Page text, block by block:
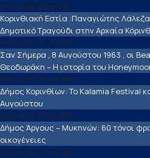
08 Αυγ08:48:41 PM
Κορινθιακή Εστία :Παναγιώτης
Δημοτικό Τραγούδι στην Αρχαία
08 Αυγ06:37:24 PM
Σαν Σήμερα , 8 Αυγούστου 1963 , οι
Θεοδωράκη – Η ιστορία του
08 Αυγ05:26:45 PM
Δήμος Κορινθίων: Το Kalamia Festival
Αυγούστου
08 Αυγ04:59:52 PM
Δήμος Άργους – Μυκηνών: 60 τόνοι
οικογένειες
08 Αυγ04:43:24 PM